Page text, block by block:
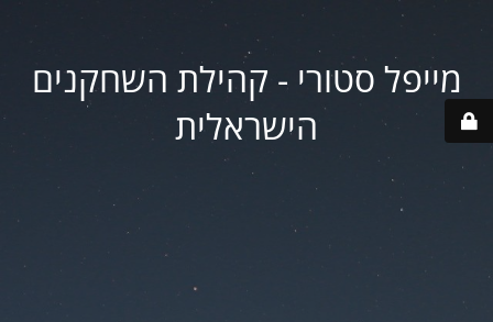
מייפל סטורי - קהילת השחקנים
הישראלית